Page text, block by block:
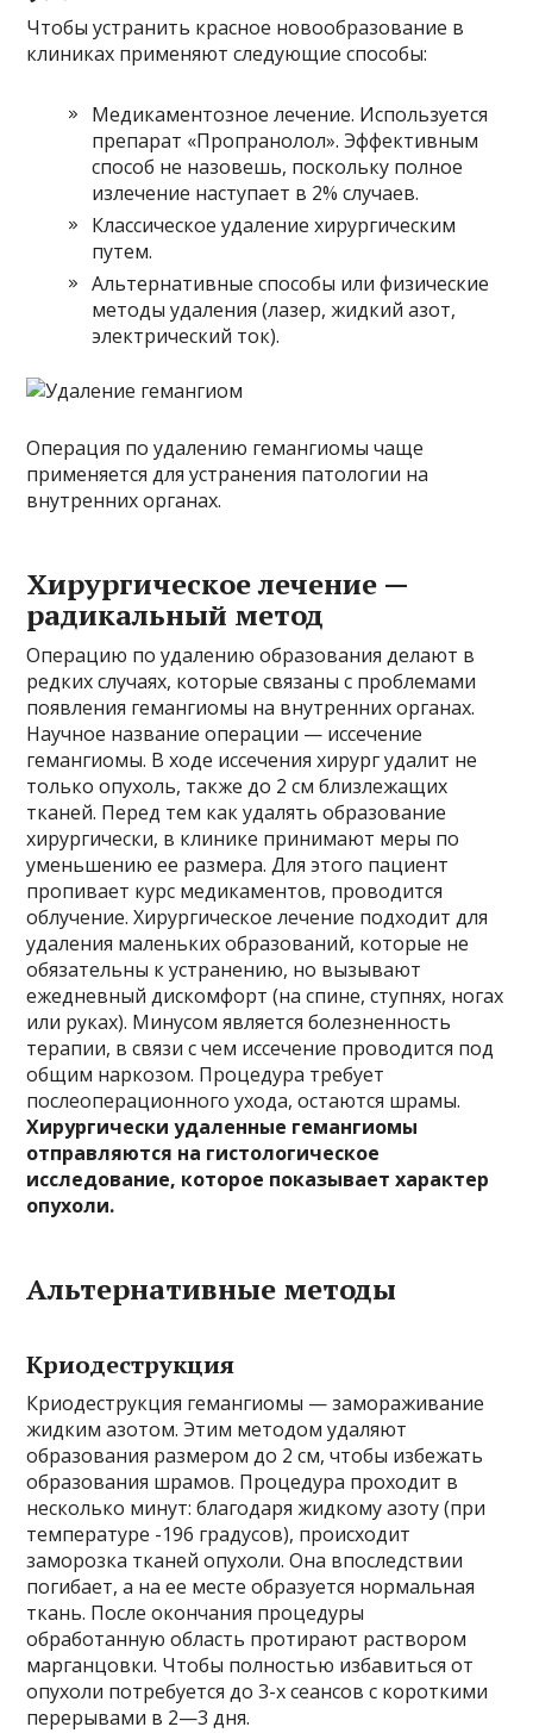
Чтобы устранить красное новообразование в
клиниках применяют следующие способы:
Медикаментозное лечение. Используется
препарат «Пропранолол». Эффективным
способ не назовешь, поскольку полное
излечение наступает в 2% случаев.
Классическое удаление хирургическим
путем.
Альтернативные способы или физические
методы удаления (лазер, жидкий азот,
электрический ток).
Операция по удалению гемангиомы чаще
применяется для устранения патологии на
внутренних органах.
Хирургическое лечение —
радикальный метод
Операцию по удалению образования делают в
редких случаях, которые связаны с проблемами
появления гемангиомы на внутренних органах.
Научное название операции — иссечение
гемангиомы. В ходе иссечения хирург удалит не
только опухоль, также до 2 см близлежащих
тканей. Перед тем как удалять образование
хирургически, в клинике принимают меры по
уменьшению ее размера. Для этого пациент
пропивает курс медикаментов, проводится
облучение. Хирургическое лечение подходит для
удаления маленьких образований, которые не
обязательны к устранению, но вызывают
ежедневный дискомфорт (на спине, ступнях, ногах
или руках). Минусом является болезненность
терапии, в связи с чем иссечение проводится под
общим наркозом. Процедура требует
послеоперационного ухода, остаются шрамы.
Хирургически удаленные гемангиомы
отправляются на гистологическое
исследование, которое показывает характер
опухоли.
Альтернативные методы
Криодеструкция
Криодеструкция гемангиомы — замораживание
жидким азотом. Этим методом удаляют
образования размером до 2 см, чтобы избежать
образования шрамов. Процедура проходит в
несколько минут: благодаря жидкому азоту (при
температуре -196 градусов), происходит
заморозка тканей опухоли. Она впоследствии
погибает, а на ее месте образуется нормальная
ткань. После окончания процедуры
обработанную область протирают раствором
марганцовки. Чтобы полностью избавиться от
опухоли потребуется до 3-х сеансов с короткими
перерывами в 2—3 дня.